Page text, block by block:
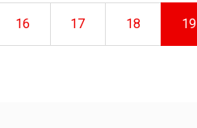
16 17 18 19